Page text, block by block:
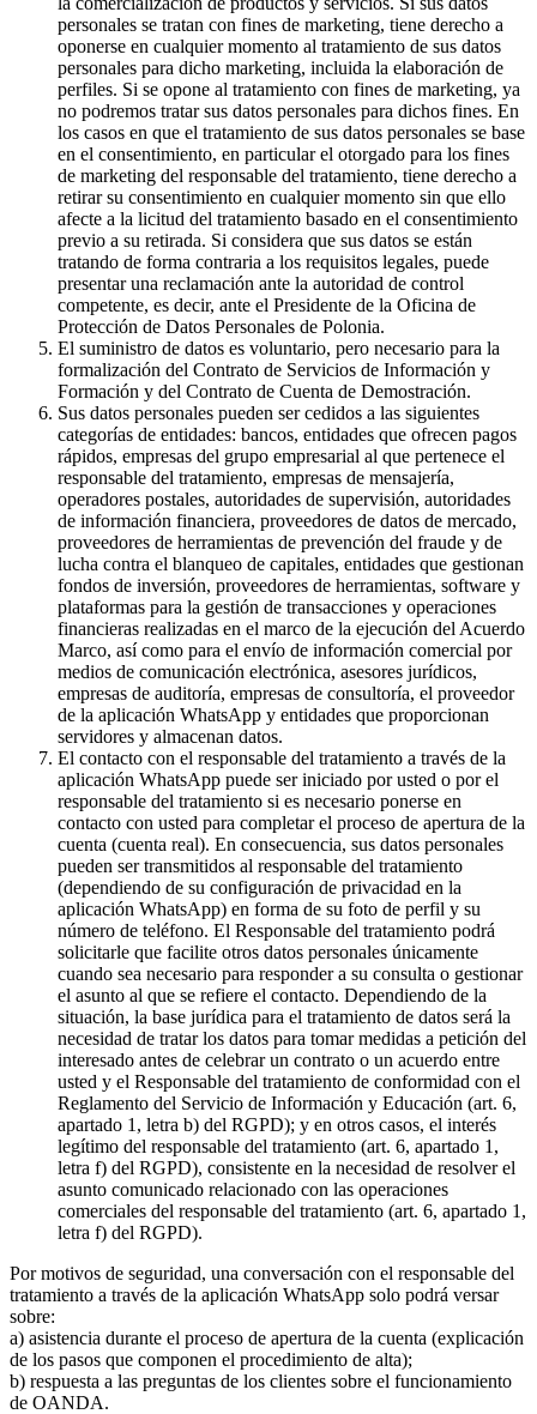
personales se tratan con fines de marketing, tiene derecho a
oponerse en cualquier momento al tratamiento de sus datos
personales para dicho marketing, incluida la elaboración de
perfiles. Si se opone al tratamiento con fines de marketing, ya
no podremos tratar sus datos personales para dichos fines. En
los casos en que el tratamiento de sus datos personales se base
en el consentimiento, en particular el otorgado para los fines
de marketing del responsable del tratamiento, tiene derecho a
retirar su consentimiento en cualquier momento sin que ello
afecte a la licitud del tratamiento basado en el consentimiento
previo a su retirada. Si considera que sus datos se están
tratando de forma contraria a los requisitos legales, puede
presentar una reclamación ante la autoridad de control
competente, es decir, ante el Presidente de la Oficina de
Protección de Datos Personales de Polonia.
El suministro de datos es voluntario, pero necesario para la
formalización del Contrato de Servicios de Información y
Formación y del Contrato de Cuenta de Demostración.
Sus datos personales pueden ser cedidos a las siguientes
categorías de entidades: bancos, entidades que ofrecen pagos
rápidos, empresas del grupo empresarial al que pertenece el
responsable del tratamiento, empresas de mensajería,
operadores postales, autoridades de supervisión, autoridades
de información financiera, proveedores de datos de mercado,
proveedores de herramientas de prevención del fraude y de
lucha contra el blanqueo de capitales, entidades que gestionan
fondos de inversión, proveedores de herramientas, software y
plataformas para la gestión de transacciones y operaciones
financieras realizadas en el marco de la ejecución del Acuerdo
Marco, así como para el envío de información comercial por
medios de comunicación electrónica, asesores jurídicos,
empresas de auditoría, empresas de consultoría, el proveedor
de la aplicación WhatsApp y entidades que proporcionan
servidores y almacenan datos.
El contacto con el responsable del tratamiento a través de la
aplicación WhatsApp puede ser iniciado por usted o por el
responsable del tratamiento si es necesario ponerse en
contacto con usted para completar el proceso de apertura de la
cuenta (cuenta real). En consecuencia, sus datos personales
pueden ser transmitidos al responsable del tratamiento
(dependiendo de su configuración de privacidad en la
aplicación WhatsApp) en forma de su foto de perfil y su
número de teléfono. El Responsable del tratamiento podrá
solicitarle que facilite otros datos personales únicamente
cuando sea necesario para responder a su consulta o gestionar
el asunto al que se refiere el contacto. Dependiendo de la
situación, la base jurídica para el tratamiento de datos será la
necesidad de tratar los datos para tomar medidas a petición del
interesado antes de celebrar un contrato o un acuerdo entre
usted y el Responsable del tratamiento de conformidad con el
Reglamento del Servicio de Información y Educación (art. 6,
apartado 1, letra b) del RGPD); y en otros casos, el interés
legítimo del responsable del tratamiento (art. 6, apartado 1,
letra f) del RGPD), consistente en la necesidad de resolver el
asunto comunicado relacionado con las operaciones
comerciales del responsable del tratamiento (art. 6, apartado 1,
letra f) del RGPD).
Por motivos de seguridad, una conversación con el responsable del
tratamiento a través de la aplicación WhatsApp solo podrá versar
sobre:
a) asistencia durante el proceso de apertura de la cuenta (explicación
de los pasos que componen el procedimiento de alta);
b) respuesta a las preguntas de los clientes sobre el funcionamiento
de OANDA.